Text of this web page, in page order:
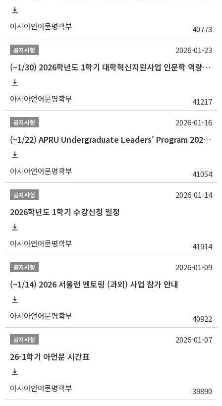
아시아언어문명학부 40773
공지사항
(~1/30) 2026학년도 1학기 대학혁신지원사업 인문학 역량강화 학업지원금 지원 선발 안내(학·석·박사)
아시아언어문명학부 41217
2026-01-23
공지사항
(~1/22) APRU Undergraduate Leaders' Program 2026 프로그램 참가자 모집
아시아언어문명학부 41054
2026-01-16
공지사항
2026학년도 1학기 수강신청 일정
아시아언어문명학부 41914
2026-01-14
공지사항
(~1/14) 2026 서울런 멘토링 (과외) 사업 참가 안내
아시아언어문명학부 40922
2026-01-09
공지사항
26-1학기 아언문 시간표
아시아언어문명학부 39890
2026-01-07